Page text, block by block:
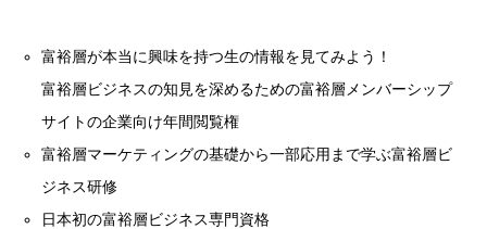
富裕層が本当に興味を持つ生の情報を見てみよう！
富裕層ビジネスの知見を深めるための富裕層メンバーシップ
サイトの企業向け年間閲覧権
富裕層マーケティングの基礎から一部応用まで学ぶ富裕層ビ
ジネス研修
日本初の富裕層ビジネス専門資格